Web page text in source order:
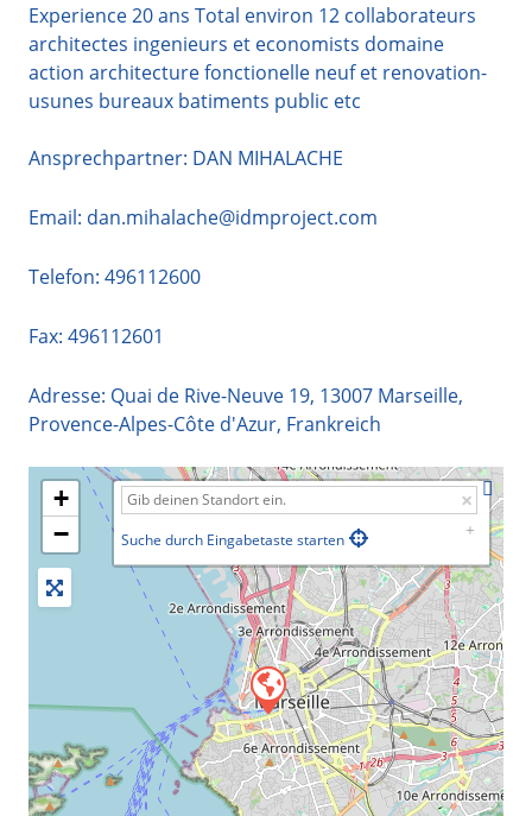
Experience 20 ans Total environ 12 collaborateurs
architectes ingenieurs et economists domaine
action architecture fonctionelle neuf et renovation-
usunes bureaux batiments public etc
Ansprechpartner: DAN MIHALACHE
Email: dan.mihalache@idmproject.com
Telefon: 496112600
Fax: 496112601
Adresse: Quai de Rive-Neuve 19, 13007 Marseille,
Provence-Alpes-Côte d'Azur, Frankreich
+
−
Suche durch Eingabetaste starten